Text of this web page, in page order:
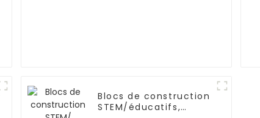
Blocs de construction
STEM/éducatifs,